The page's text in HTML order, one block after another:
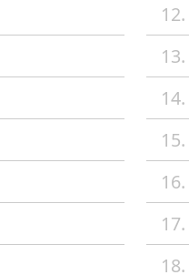
12.
13.
14.
15.
16.
17.
18.